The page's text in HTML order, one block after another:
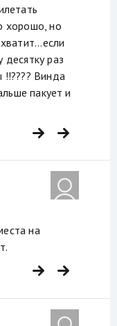
хорошо, но
раз
Винда
пакует и
на